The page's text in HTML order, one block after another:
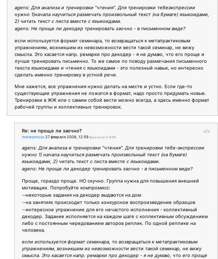
agens: Для анализа и тренировки "чтения". Для тренировки тебеэкспрессии
нужно 1)начала научиться размечать произвольный текст (на бумаге) языкоидами,
2) читать текст с листа вместе с языкоидами.
agens: Не проще ли декодер тренировать заочно - в письменном виде?
если используется формат семинара, то возвращаться к метапрактиковым
упражнениям, возникшим из невозможности вести такой семинар, не вижу
смысла. Это касается напр. ремарки про декодер - я не думаю, что его проще и
лучше тренировать письменно. То же самое по поводу размечания письменного
текста языкоидами и чтения с языкоидами - это полезный навык, но интересно
сделать именно тренировку в устной речи.
Мне кажется, все упражнения нужно делать на месте и устно. Если где-то
существующие упражнения не ложатся в формат, надо просто придумать новые.
Тренировки в ЖЖ или с самим собой вести можно всегда, а здесь именно формат
рабочей группы и коллективных тренировок.
</>
Re: не проще ли заочно?
metanymous 27 февраля 2008, 12:59 (оригинал в ЖЖ)
agens: Для анализа и тренировки "чтения". Для тренировки тебе-экспрессии
нужно 1) начала научиться размечать произвольный текст (на бумаге)
языкоидами, 2) читать текст с листа вместе с языкоидами.
agens: Не проще ли декодер тренировать заочно - в письменном виде?
Проще, гораздо проще. НО скучно. Группа нужна для повышения внешней
мотивации. Попробуйте компромисс:
--некоторые задания на декодер выдаются на дом
--на занятиях происходит только конкурсное воспроизведение образцов
--интересное упражнение для его нечастого исполнения - коллективный
декодер. Задание исполняется на каждом шаге с коллективным обсуждением
либо с постоянным чередованием авторов реплик. По одной реплике на
человека.
если используется формат семинара, то возвращаться к метапрактиковым
упражнениям, возникшим из невозможности вести такой семинар, не вижу
смысла. Это касается напр. ремарки про декодер - я не думаю, что его проще